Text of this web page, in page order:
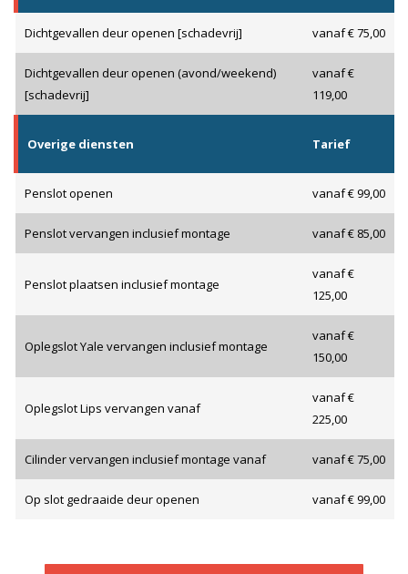
Dichtgevallen deur openen [schadevrij] vanaf € 75,00
Dichtgevallen deur openen (avond/weekend)
[schadevrij]
vanaf €
119,00
Overige diensten Tarief
Penslot openen vanaf € 99,00
Penslot vervangen inclusief montage vanaf € 85,00
Penslot plaatsen inclusief montage
vanaf €
125,00
Oplegslot Yale vervangen inclusief montage
vanaf €
150,00
Oplegslot Lips vervangen vanaf
vanaf €
225,00
Cilinder vervangen inclusief montage vanaf vanaf € 75,00
Op slot gedraaide deur openen vanaf € 99,00